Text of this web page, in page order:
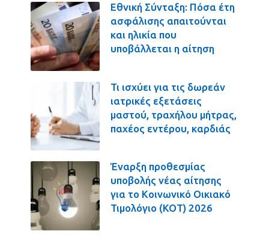
Εθνική Σύνταξη: Πόσα έτη
ασφάλισης απαιτούνται
και ηλικία που
υποβάλλεται η αίτηση
Τι ισχύει για τις δωρεάν
ιατρικές εξετάσεις
μαστού, τραχήλου μήτρας,
παχέος εντέρου, καρδιάς
Έναρξη προθεσμίας
υποβολής νέας αίτησης
για το Κοινωνικό Οικιακό
Τιμολόγιο (ΚΟΤ) 2026